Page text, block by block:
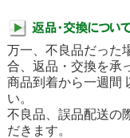
万一、不良品だった
合、返品・交換を承
商品到着から一週間
い。
不良品、誤品配送の
だきます。